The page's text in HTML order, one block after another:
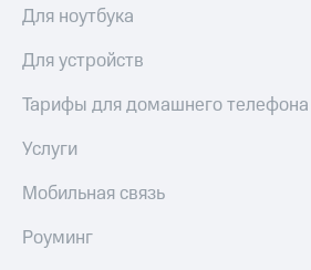
Для ноутбука
Для устройств
Тарифы для домашнего телефона
Услуги
Мобильная связь
Роуминг